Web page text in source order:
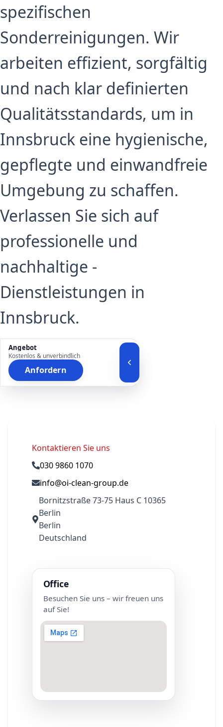
spezifischen
Sonderreinigungen. Wir
arbeiten effizient, sorgfältig
und nach klar definierten
Qualitätsstandards, um in
Innsbruck eine hygienische,
gepflegte und einwandfreie
Umgebung zu schaffen.
Verlassen Sie sich auf
professionelle und
nachhaltige -
Dienstleistungen in
Innsbruck.
Kontaktieren Sie uns
030 9860 1070
info@oi-clean-group.de
Bornitzstraße 73-75 Haus C 10365
Berlin
Berlin
Deutschland
Office
Besuchen Sie uns – wir freuen uns
auf Sie!
Angebot
Kostenlos & unverbindlich
Anfordern